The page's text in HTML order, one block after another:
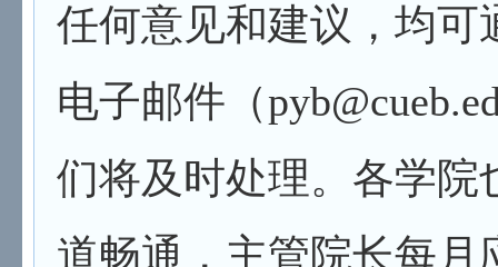
任何意见和建议，均可
电子邮件（
们将及时处理。各学院
道畅通，主管院长每